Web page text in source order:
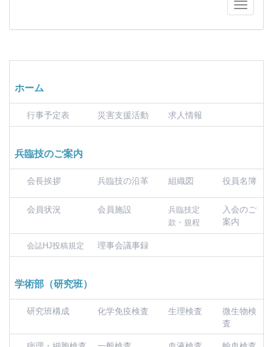
ホーム
行事予定表 災害支援活動 求人情報
兵臨技のご案内
会長挨拶 兵臨技の沿革 組織図 役員名簿
会員状況 会員施設
兵臨技定
款・規程
入会のご
案内
会誌HJ投稿規定 理事会議事録
学術部（研究班）
研究班構成 化学免疫検査 生理検査
微生物検
査